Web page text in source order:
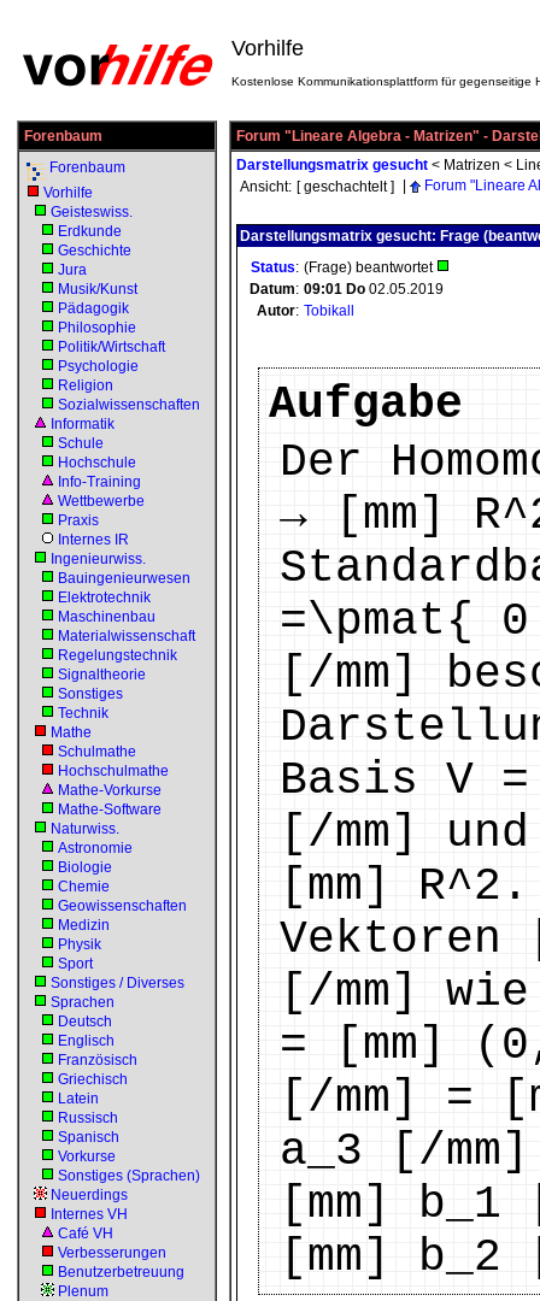
Vorhilfe
Kostenlose Kommunikationsplattform für gegenseitige
Forenbaum
Forenbaum
Vorhilfe
Geisteswiss.
Erdkunde
Geschichte
Jura
Musik/Kunst
Pädagogik
Philosophie
Politik/Wirtschaft
Psychologie
Religion
Sozialwissenschaften
Informatik
Schule
Hochschule
Info-Training
Wettbewerbe
Praxis
Internes IR
Ingenieurwiss.
Bauingenieurwesen
Elektrotechnik
Maschinenbau
Materialwissenschaft
Regelungstechnik
Signaltheorie
Sonstiges
Technik
Mathe
Schulmathe
Hochschulmathe
Mathe-Vorkurse
Mathe-Software
Naturwiss.
Astronomie
Biologie
Chemie
Geowissenschaften
Medizin
Physik
Sport
Sonstiges / Diverses
Sprachen
Deutsch
Englisch
Französisch
Griechisch
Latein
Russisch
Spanisch
Vorkurse
Sonstiges (Sprachen)
Neuerdings
Internes VH
Café VH
Verbesserungen
Benutzerbetreuung
Plenum
Forum "Lineare Algebra - Matrizen" -
Darstellungsmatrix gesucht < Matrizen <
Ansicht: [ geschachtelt ] Forum "Lineare
Darstellungsmatrix gesucht: Frage
Status: (Frage) beantwortet
Datum: 09:01 Do 02.05.2019
Autor: Tobikall
Aufgabe
Der
→ [mm]
=\pmat{
[/mm]
Basis V
[/mm]
[mm]
Vektoren
[/mm]
= [mm]
[/mm] =
a_3 [/
[mm]
[mm]